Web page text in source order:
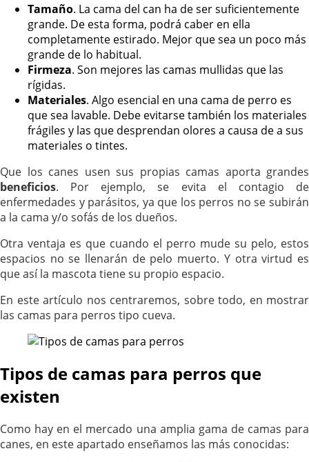
Tamaño. La cama del can ha de ser suficientemente
grande. De esta forma, podrá caber en ella
completamente estirado. Mejor que sea un poco más
grande de lo habitual.
Firmeza. Son mejores las camas mullidas que las
rígidas.
Materiales. Algo esencial en una cama de perro es
que sea lavable. Debe evitarse también los materiales
frágiles y las que desprendan olores a causa de a sus
materiales o tintes.
Que los canes usen sus propias camas aporta grandes
beneficios. Por ejemplo, se evita el contagio de
enfermedades y parásitos, ya que los perros no se subirán
a la cama y/o sofás de los dueños.
Otra ventaja es que cuando el perro mude su pelo, estos
espacios no se llenarán de pelo muerto. Y otra virtud es
que así la mascota tiene su propio espacio.
En este artículo nos centraremos, sobre todo, en mostrar
las camas para perros tipo cueva.
Tipos de camas para perros que
existen
Como hay en el mercado una amplia gama de camas para
canes, en este apartado enseñamos las más conocidas: